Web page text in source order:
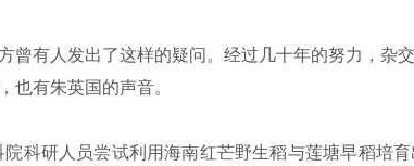
有人发出了这样的疑问。经过几十年的努力，杂
也有朱英国的声音。
科研人员尝试利用海南红芒野生稻与莲塘早稻培